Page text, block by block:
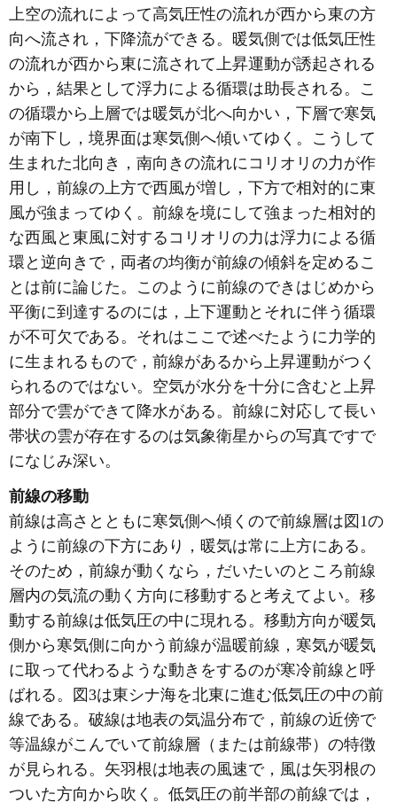
上空の流れによって高気圧性の流れが西から東の方
向へ流され，下降流ができる。暖気側では低気圧性
の流れが西から東に流されて上昇運動が誘起される
から，結果として浮力による循環は助長される。こ
の循環から上層では暖気が北へ向かい，下層で寒気
が南下し，境界面は寒気側へ傾いてゆく。こうして
生まれた北向き，南向きの流れにコリオリの力が作
用し，前線の上方で西風が増し，下方で相対的に東
風が強まってゆく。前線を境にして強まった相対的
な西風と東風に対するコリオリの力は浮力による循
環と逆向きで，両者の均衡が前線の傾斜を定めるこ
とは前に論じた。このように前線のできはじめから
平衡に到達するのには，上下運動とそれに伴う循環
が不可欠である。それはここで述べたように力学的
に生まれるもので，前線があるから上昇運動がつく
られるのではない。空気が水分を十分に含むと上昇
部分で雲ができて降水がある。前線に対応して長い
帯状の雲が存在するのは気象衛星からの写真ですで
になじみ深い。
前線の移動
前線は高さとともに寒気側へ傾くので前線層は図1の
ように前線の下方にあり，暖気は常に上方にある。
そのため，前線が動くなら，だいたいのところ前線
層内の気流の動く方向に移動すると考えてよい。移
動する前線は低気圧の中に現れる。移動方向が暖気
側から寒気側に向かう前線が温暖前線，寒気が暖気
に取って代わるような動きをするのが寒冷前線と呼
ばれる。図3は東シナ海を北東に進む低気圧の中の前
線である。破線は地表の気温分布で，前線の近傍で
等温線がこんでいて前線層（または前線帯）の特徴
が見られる。矢羽根は地表の風速で，風は矢羽根の
ついた方向から吹く。低気圧の前半部の前線では，